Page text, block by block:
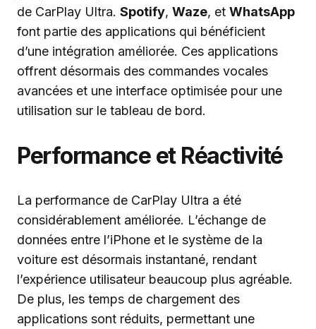
de CarPlay Ultra. Spotify, Waze, et WhatsApp
font partie des applications qui bénéficient
d’une intégration améliorée. Ces applications
offrent désormais des commandes vocales
avancées et une interface optimisée pour une
utilisation sur le tableau de bord.
Performance et Réactivité
La performance de CarPlay Ultra a été
considérablement améliorée. L’échange de
données entre l’iPhone et le système de la
voiture est désormais instantané, rendant
l’expérience utilisateur beaucoup plus agréable.
De plus, les temps de chargement des
applications sont réduits, permettant une